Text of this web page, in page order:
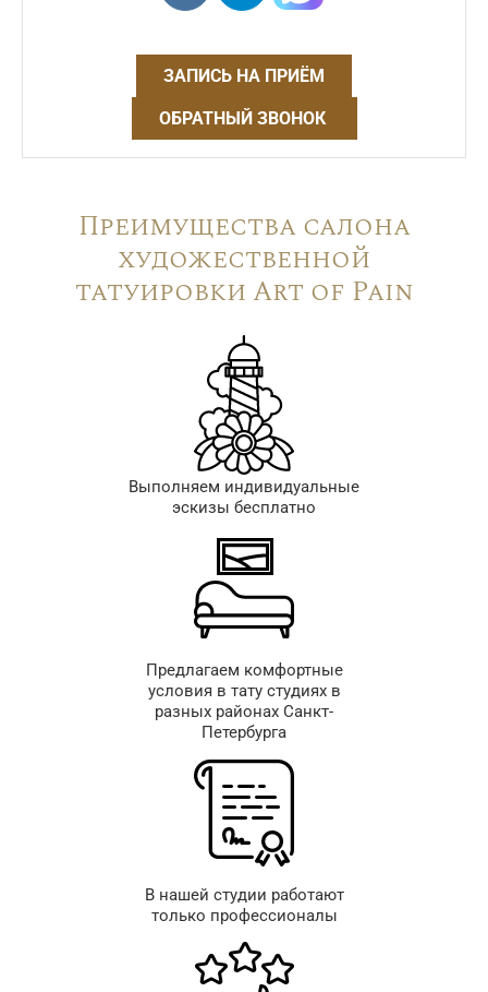
ЗАПИСЬ НА ПРИЁМ
ОБРАТНЫЙ ЗВОНОК
Преимущества салона
художественной
татуировки Art of Pain
Выполняем индивидуальные
эскизы бесплатно
Предлагаем комфортные
условия в тату студиях в
разных районах Санкт-
Петербурга
В нашей студии работают
только профессионалы